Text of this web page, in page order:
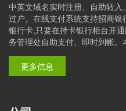
中英文域名实时注册、自助转
过户。在线支付系统支持招商
银行卡,只要在持卡银行柜台开
务管理处自助支付、即时到帐。
更多信息